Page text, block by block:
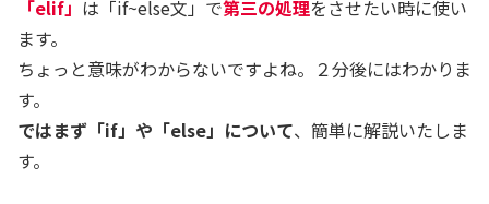
「elif」 は「if~else文」で第三の処理をさせたい時に使い
ます。
ちょっと意味がわからないですよね。２分後にはわかりま
す。
ではまず「if」や「else」について、簡単に解説いたしま
す。